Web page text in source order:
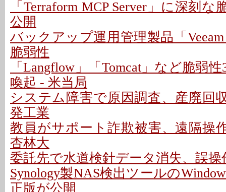
「Terraform MCP Server」に深刻
公開
バックアップ運用管理製品「
脆弱性
「Langflow」「Tomcat」など脆弱
喚起 - 米当局
システム障害で原因調査、産廃回
発工業
教員がサポート詐欺被害、遠隔操
杏林大
委託先で水道検針データ消失、誤
Synology製NAS検出ツールの
正版が公開